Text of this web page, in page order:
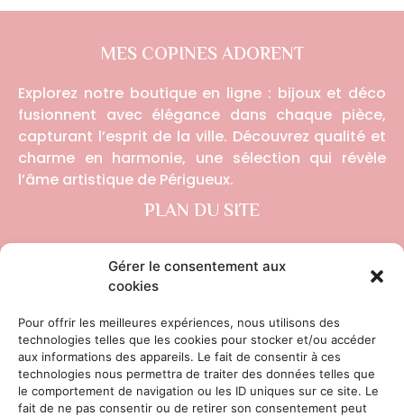
Gérer le consentement aux
cookies
Pour offrir les meilleures expériences, nous utilisons des
technologies telles que les cookies pour stocker et/ou accéder
aux informations des appareils. Le fait de consentir à ces
technologies nous permettra de traiter des données telles que
le comportement de navigation ou les ID uniques sur ce site. Le
fait de ne pas consentir ou de retirer son consentement peut
MES COPINES ADORENT
Explorez notre boutique en ligne : bijoux et déco
fusionnent avec élégance dans chaque pièce,
capturant l’esprit de la ville. Découvrez qualité et
charme en harmonie, une sélection qui révèle
l’âme artistique de Périgueux.
PLAN DU SITE
ACCUEIL
A PROPOS
CONTACT
LIENS UTILES